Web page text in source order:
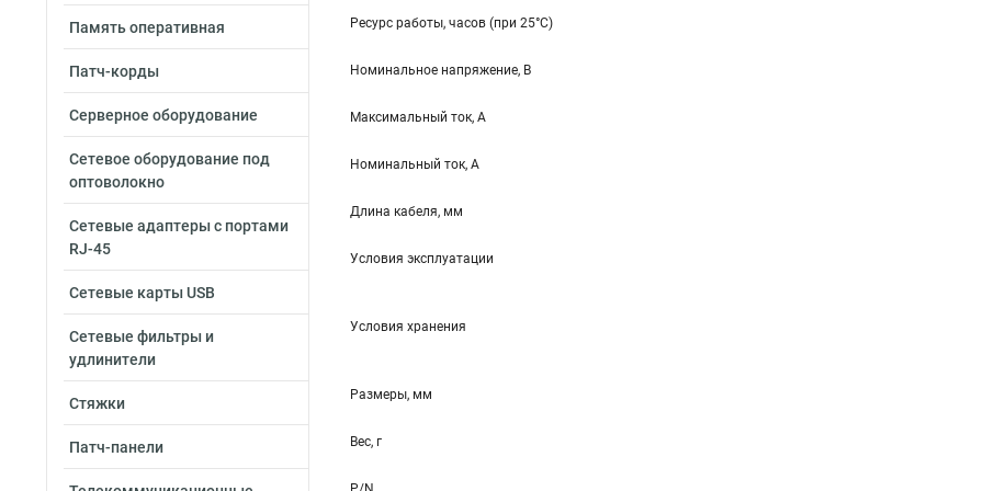
Память оперативная
Патч-корды
Серверное оборудование
Сетевое оборудование под
оптоволокно
Сетевые адаптеры с портами
RJ-45
Сетевые карты USB
Сетевые фильтры и
удлинители
Стяжки
Патч-панели
Ресурс работы, часов (при 25°C)
Номинальное напряжение, В
Максимальный ток, А
Номинальный ток, А
Длина кабеля, мм
Условия эксплуатации
Условия хранения
Размеры, мм
Вес, г